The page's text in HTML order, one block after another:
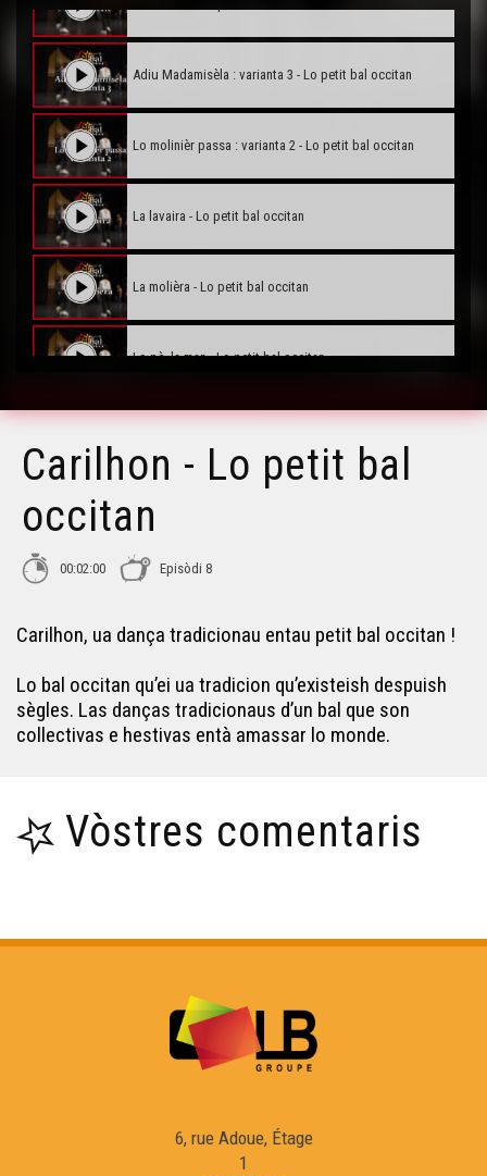
Adiu Madamisèla : varianta 3 - Lo petit bal occitan
Lo molinièr passa : varianta 2 - Lo petit bal occitan
La lavaira - Lo petit bal occitan
La molièra - Lo petit bal occitan
Lo pè, la man - Lo petit bal occitan
Pas deu Lop - Lo petit bal occitan
Joan de la Rèula - Lo petit bal occitan
Carilhon - Lo petit bal
occitan
00:02:00 Episòdi 8
Carilhon, ua dança tradicionau entau petit bal occitan !
Lo bal occitan qu’ei ua tradicion qu’existeish despuish
sègles. Las danças tradicionaus d’un bal que son
collectivas e hestivas entà amassar lo monde.
Vòstres comentaris
6, rue Adoue, Étage
1